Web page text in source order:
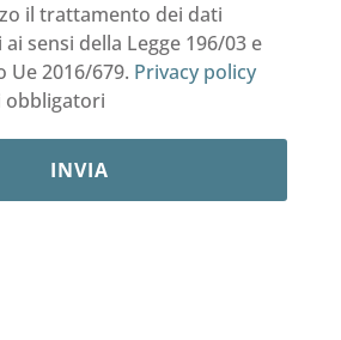
il trattamento dei dati
sensi della Legge 196/03 e
Ue 2016/679. Privacy policy
obbligatori